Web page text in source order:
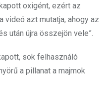
oxigént, ezért az
videó azt mutatja, ahogy az
után újra összejön vele”.
sok felhasználó
a pillanat a majmok